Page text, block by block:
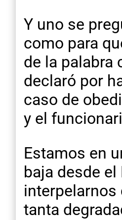
Y uno se
como para
de la palabra
declaró por
caso de
y el
Estamos en
baja desde
interpelarnos
tanta